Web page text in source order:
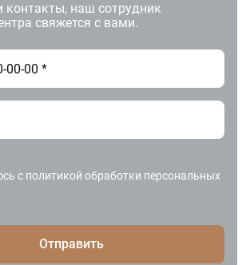
контакты, наш сотрудник
свяжется с вами.
с политикой обработки персональных
Отправить